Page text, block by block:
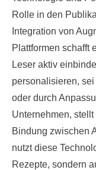
Rolle in den
Integration von
Plattformen schafft
Leser aktiv
personalisieren,
oder durch
Unternehmen,
Bindung zwischen
nutzt diese
Rezepte, sondern